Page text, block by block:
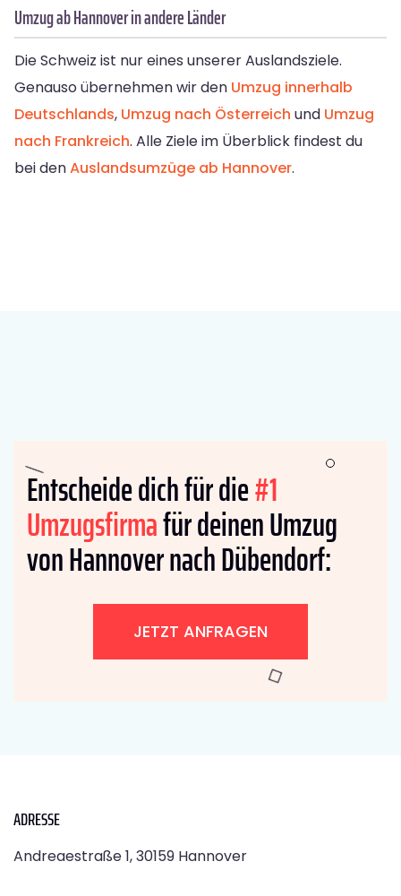
Umzug ab Hannover in andere Länder
Die Schweiz ist nur eines unserer Auslandsziele.
Genauso übernehmen wir den Umzug innerhalb
Deutschlands, Umzug nach Österreich und Umzug
nach Frankreich. Alle Ziele im Überblick findest du
bei denAuslandsumzüge ab Hannover.
Entscheide dich für die#1
Umzugsfirmafür deinen Umzug
von Hannover nach Dübendorf:
JETZT ANFRAGEN
ADRESSE
Andreaestraße 1, 30159 Hannover